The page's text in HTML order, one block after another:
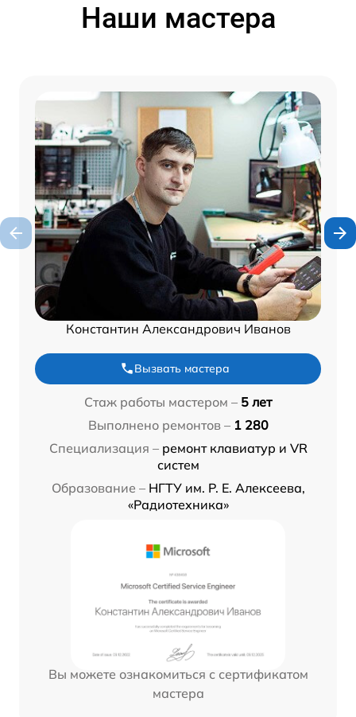
Наши мастера
Константин Александрович Иванов
Вызвать мастера
Стаж работы мастером – 5 лет
Выполнено ремонтов – 1 280
Специализация – ремонт клавиатур и VR
систем
Образование – НГТУ им. Р. Е. Алексеева,
«Радиотехника»
Вы можете ознакомиться с сертификатом
мастера